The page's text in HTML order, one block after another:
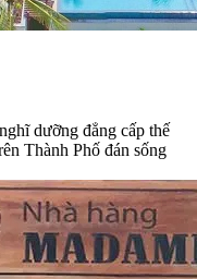
dưỡng đẳng cấp thế
Thành Phố đán sống